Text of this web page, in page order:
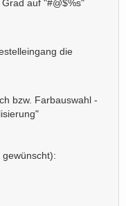
auf "#@$%s"
die
bzw. Farbauswahl -